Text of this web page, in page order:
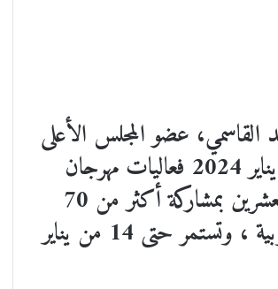
عضو المجلس الأعلى
حاكم الشارقة، بدأت في قصر الثقافة في الشارقة الإثنين 8 يناير 2024 فعاليات مهرجان
الشارقة للشعر العربي الذي تنظمه دائرة الثقافة في دورته العشرين بمشاركة أكثر من 70
شاعراً وشاعرة وناقداً وإعلامياً يمثلون عددًا من الدول العربية ، وتستمر حتى 14 من يناير